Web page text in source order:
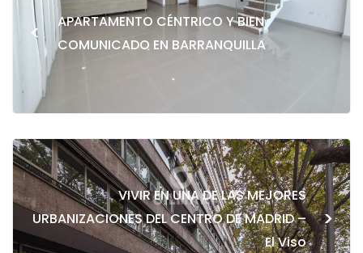
<
APARTAMENTO CÉNTRICO Y BIEN
COMUNICADO EN BARRANQUILLA
VIVIR EN UNA DE LAS MEJORES
URBANIZACIONES DEL CENTRO DE MADRID –
El Viso
>